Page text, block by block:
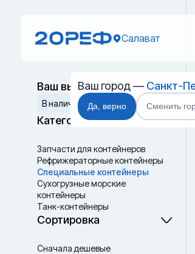
Салават
Ваш город — Санкт-
Да, верно Сменить
Ваш выбор
Сбросить
В наличии
В пути
Категории
Запчасти для контейнеров
Рефрижераторные контейнеры
Специальные контейнеры
Cухогрузные морские
контейнеры
Танк-контейнеры
Термоконтейнеры
Сортировка
Сначала дешевые